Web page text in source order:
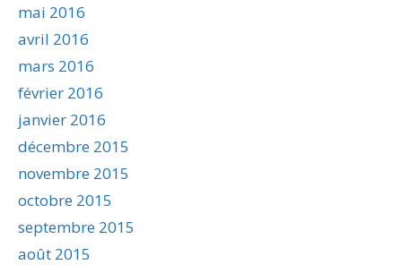
mai 2016
avril 2016
mars 2016
février 2016
janvier 2016
décembre 2015
novembre 2015
octobre 2015
septembre 2015
août 2015